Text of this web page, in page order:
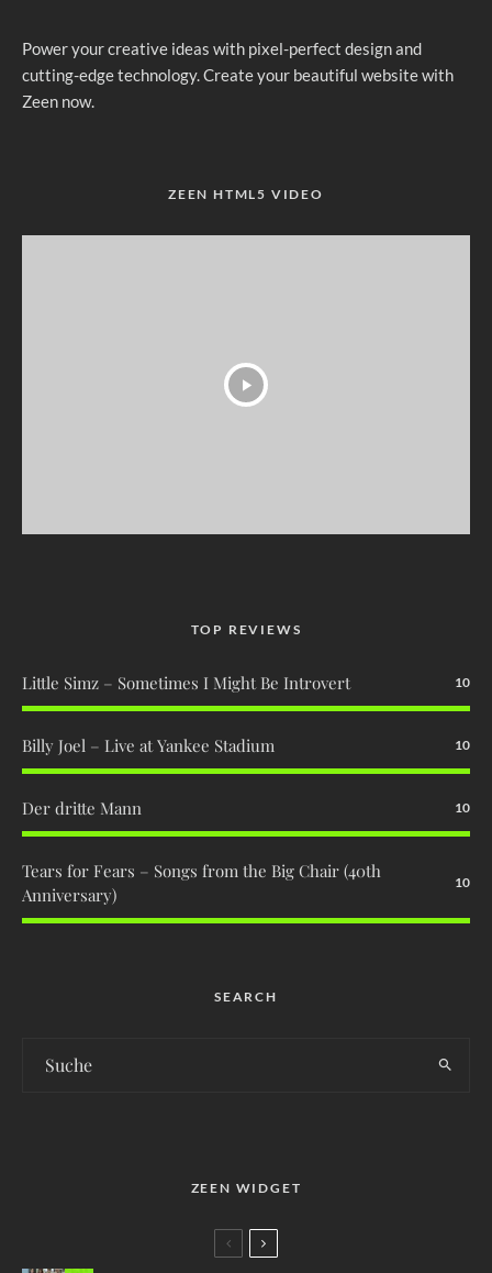
Power your creative ideas with pixel-perfect design and
cutting-edge technology. Create your beautiful website with
Zeen now.
ZEEN HTML5 VIDEO
TOP REVIEWS
Little Simz – Sometimes I Might Be Introvert 10
Billy Joel – Live at Yankee Stadium 10
Der dritte Mann 10
Tears for Fears – Songs from the Big Chair (40th
Anniversary)
10
SEARCH
ZEEN WIDGET